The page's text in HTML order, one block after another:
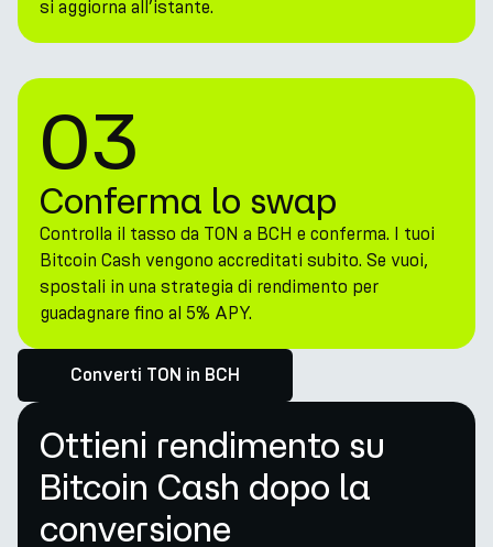
si aggiorna all’istante.
03
Conferma lo swap
Controlla il tasso da TON a BCH e conferma. I tuoi
Bitcoin Cash vengono accreditati subito. Se vuoi,
spostali in una strategia di rendimento per
guadagnare fino al 5% APY.
Converti TON in BCH
Ottieni rendimento su
Bitcoin Cash dopo la
conversione